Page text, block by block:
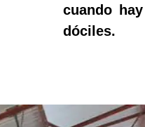
cuando
dóciles.